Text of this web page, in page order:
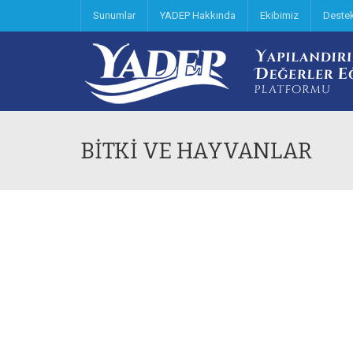
Sunumlar YADEP Hakkında Ekibimiz
BİTKİ VE HAYVANLAR